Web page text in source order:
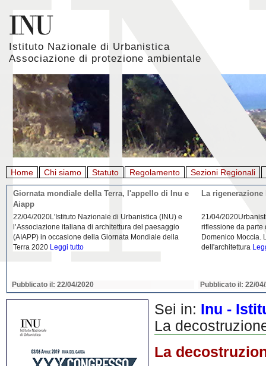
Istituto Nazionale di Urbanistica
Associazione di protezione ambientale
Home Chi siamo Statuto Regolamento Sezioni Regionali
Giornata mondiale della Terra, l'appello di Inu e
Aiapp
22/04/2020L'Istituto Nazionale di Urbanistica (INU) e
l’Associazione italiana di architettura del paesaggio
(AIAPP) in occasione della Giornata Mondiale della
Terra 2020 Leggi tutto
Pubblicato il: 22/04/2020
La
21/04/
riflessione da parte
Domenico Moccia.
dell'architettura
Pubblicato il: 22/
Sei in: Inu -
La
La